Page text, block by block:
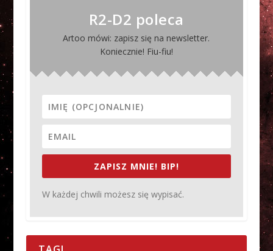
R2-D2 poleca
Artoo mówi: zapisz się na newsletter.
Koniecznie! Fiu-fiu!
ZAPISZ MNIE! BIP!
W każdej chwili możesz się wypisać.